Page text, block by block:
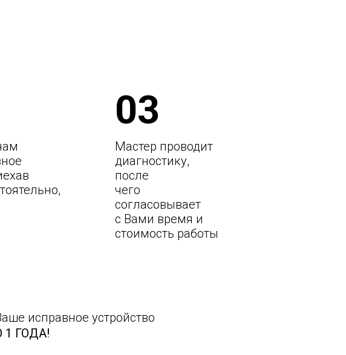
03
Мастер проводит
диагностику,
после
чего
согласовывает
с Вами время и
стоимость работы
исправное устройство
1 ГОДА!